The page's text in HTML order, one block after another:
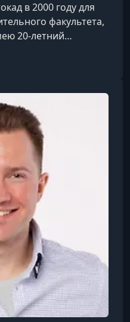
в 2000 году для
факультета,
20-летний
с ним, в т.ч.
AutoLisp.Недавно,
по